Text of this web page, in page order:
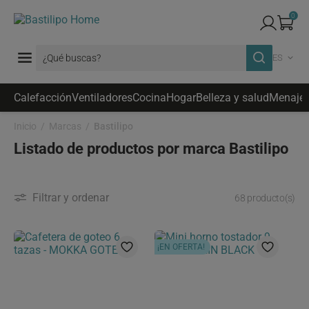
ES
0
CalefacciónVentiladoresCocinaHogarBelleza y saludMenaje
Inicio Marcas Bastilipo
Listado de productos por marca Bastilipo
Filtrar y ordenar 68 producto(s)
¡EN OFERTA!